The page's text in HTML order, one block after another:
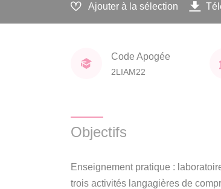
Ajouter à la sélection
Code Apogée
2LIAM22
Objectifs
Enseignement pratique :
trois activités langagières de